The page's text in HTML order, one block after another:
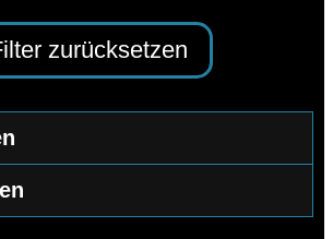
zurücksetzen